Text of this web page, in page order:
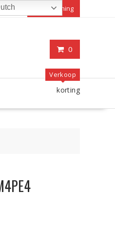
Mijn rekening
0
Verkoop
korting